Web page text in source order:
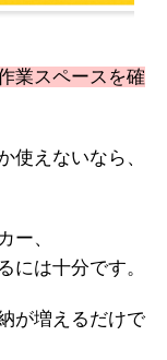
業スペースを確
使えないなら、
ー、
には十分です。
が増えるだけで